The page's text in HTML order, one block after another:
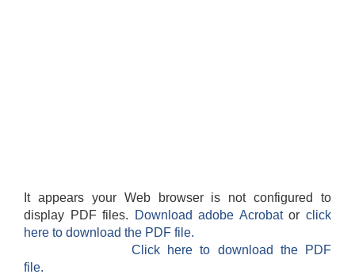
It appears your Web browser is not configured to
display PDF files.
Download adobe Acrobatorclick
here to download the PDF file.
Click here to download the PDF
file.